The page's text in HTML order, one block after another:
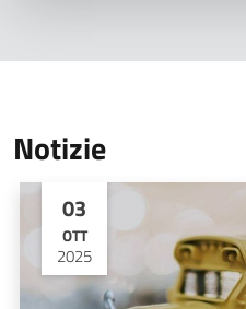
Notizie
03
OTT
2025